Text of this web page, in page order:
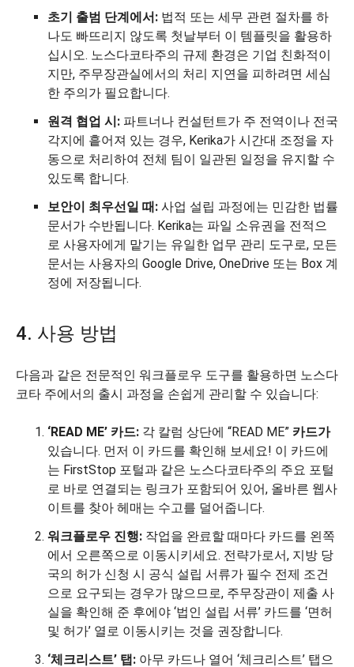
초기 출범 단계에서: 법적 또는 세무 관련 절차를 하
나도 빠뜨리지 않도록 첫날부터 이 템플릿을 활용하
십시오. 노스다코타주의 규제 환경은 기업 친화적이
지만, 주무장관실에서의 처리 지연을 피하려면 세심
한 주의가 필요합니다.
원격 협업 시: 파트너나 컨설턴트가 주 전역이나 전국
각지에 흩어져 있는 경우, Kerika가 시간대 조정을 자
동으로 처리하여 전체 팀이 일관된 일정을 유지할 수
있도록 합니다.
보안이 최우선일 때: 사업 설립 과정에는 민감한 법률
문서가 수반됩니다. Kerika는 파일 소유권을 전적으
로 사용자에게 맡기는 유일한 업무 관리 도구로, 모든
문서는 사용자의 Google Drive, OneDrive 또는 Box 계
정에 저장됩니다.
4. 사용 방법
다음과 같은 전문적인 워크플로우 도구를 활용하면 노스다
코타 주에서의 출시 과정을 손쉽게 관리할 수 있습니다:
‘READ ME’ 카드: 각 칼럼 상단에 “READ ME” 카드가
있습니다. 먼저 이 카드를 확인해 보세요! 이 카드에
는 FirstStop 포털과 같은 노스다코타주의 주요 포털
로 바로 연결되는 링크가 포함되어 있어, 올바른 웹사
이트를 찾아 헤매는 수고를 덜어줍니다.
워크플로우 진행: 작업을 완료할 때마다 카드를 왼쪽
에서 오른쪽으로 이동시키세요. 전략가로서, 지방 당
국의 허가 신청 시 공식 설립 서류가 필수 전제 조건
으로 요구되는 경우가 많으므로, 주무장관이 제출 사
실을 확인해 준 후에야 ‘법인 설립 서류’ 카드를 ‘면허
및 허가’ 열로 이동시키는 것을 권장합니다.
‘체크리스트’ 탭: 아무 카드나 열어 ‘체크리스트’ 탭으